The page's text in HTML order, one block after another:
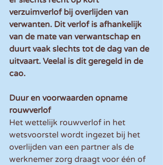
verzuimverlof bij overlijden van
verwanten. Dit verlof is afhankelijk
van de mate van verwantschap en
duurt vaak slechts tot de dag van de
uitvaart. Veelal is dit geregeld in de
cao.
Duur en voorwaarden opname
rouwverlof
Het wettelijk rouwverlof in het
wetsvoorstel wordt ingezet bij het
overlijden van een partner als de
werknemer zorg draagt voor één of